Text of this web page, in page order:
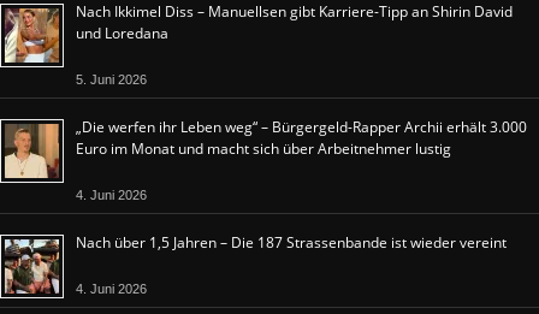
Nach Ikkimel Diss – Manuellsen gibt Karriere-Tipp an Shirin David
und Loredana
5. Juni 2026
„Die werfen ihr Leben weg“ – Bürgergeld-Rapper Archii erhält 3.000
Euro im Monat und macht sich über Arbeitnehmer lustig
4. Juni 2026
Nach über 1,5 Jahren – Die 187 Strassenbande ist wieder vereint
4. Juni 2026